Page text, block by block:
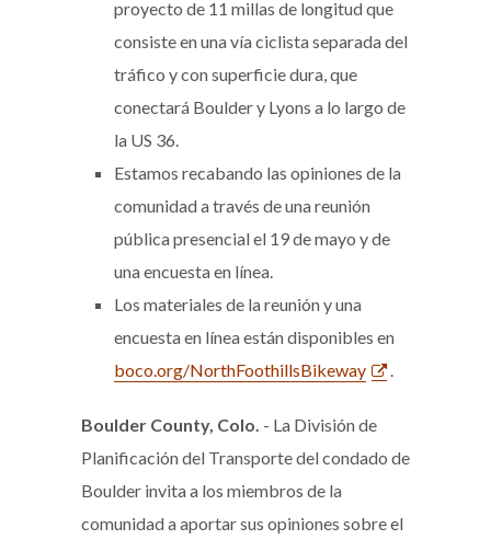
proyecto de 11 millas de longitud que
consiste en una vía ciclista separada del
tráfico y con superficie dura, que
conectará Boulder y Lyons a lo largo de
la US 36.
Estamos recabando las opiniones de la
comunidad a través de una reunión
pública presencial el 19 de mayo y de
una encuesta en línea.
Los materiales de la reunión y una
encuesta en línea están disponibles en
boco.org/NorthFoothillsBikeway
.
Boulder County, Colo. - La División de
Planificación del Transporte del condado de
Boulder invita a los miembros de la
comunidad a aportar sus opiniones sobre el